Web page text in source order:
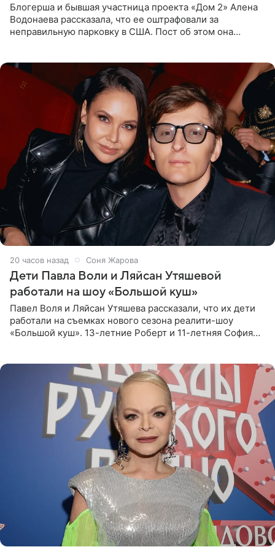
Блогерша и бывшая участница проекта «Дом 2» Алена
Водонаева рассказала, что ее оштрафовали за
неправильную парковку в США. Пост об этом она
20 часов назад Соня Жарова
Дети Павла Воли и Ляйсан Утяшевой
работали на шоу «Большой куш»
Павел Воля и Ляйсан Утяшева рассказали, что их дети
работали на съемках нового сезона реалити-шоу
«Большой куш». 13-летние Роберт и 11-летняя София